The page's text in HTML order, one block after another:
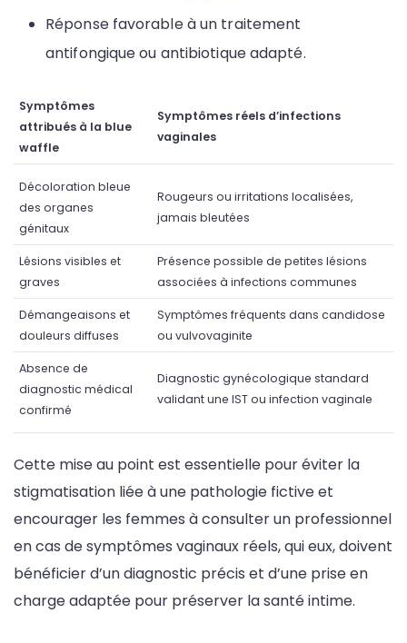
Réponse favorable à un traitement
antifongique ou antibiotique adapté.
Symptômes
attribués à la blue
waffle
Symptômes réels d’infections
vaginales
Décoloration bleue
des organes
génitaux
Rougeurs ou irritations localisées,
jamais bleutées
Lésions visibles et
graves
Présence possible de petites lésions
associées à infections communes
Démangeaisons et
douleurs diffuses
Symptômes fréquents dans candidose
ou vulvovaginite
Absence de
diagnostic médical
confirmé
Diagnostic gynécologique standard
validant une IST ou infection vaginale
Cette mise au point est essentielle pour éviter la
stigmatisation liée à une pathologie fictive et
encourager les femmes à consulter un professionnel
en cas de symptômes vaginaux réels, qui eux, doivent
bénéficier d’un diagnostic précis et d’une prise en
charge adaptée pour préserver la santé intime.